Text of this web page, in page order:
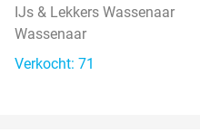
IJs & Lekkers Wassenaar
Wassenaar
Verkocht: 71